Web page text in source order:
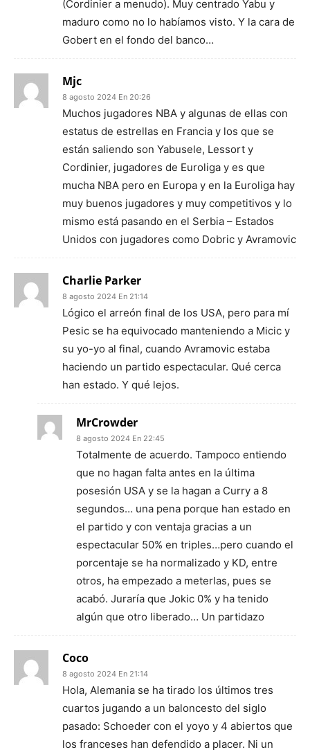
(Cordinier a menudo). Muy centrado Yabu y
maduro como no lo habíamos visto. Y la cara de
Gobert en el fondo del banco…
Mjc
8 agosto 2024 En 20:26
Muchos jugadores NBA y algunas de ellas con
estatus de estrellas en Francia y los que se
están saliendo son Yabusele, Lessort y
Cordinier, jugadores de Euroliga y es que
mucha NBA pero en Europa y en la Euroliga hay
muy buenos jugadores y muy competitivos y lo
mismo está pasando en el Serbia – Estados
Unidos con jugadores como Dobric y Avramovic
Charlie Parker
8 agosto 2024 En 21:14
Lógico el arreón final de los USA, pero para mí
Pesic se ha equivocado manteniendo a Micic y
su yo-yo al final, cuando Avramovic estaba
haciendo un partido espectacular. Qué cerca
han estado. Y qué lejos.
MrCrowder
8 agosto 2024 En 22:45
Totalmente de acuerdo. Tampoco entiendo
que no hagan falta antes en la última
posesión USA y se la hagan a Curry a 8
segundos… una pena porque han estado en
el partido y con ventaja gracias a un
espectacular 50% en triples…pero cuando el
porcentaje se ha normalizado y KD, entre
otros, ha empezado a meterlas, pues se
acabó. Juraría que Jokic 0% y ha tenido
algún que otro liberado… Un partidazo
Coco
8 agosto 2024 En 21:14
Hola, Alemania se ha tirado los últimos tres
cuartos jugando a un baloncesto del siglo
pasado: Schoeder con el yoyo y 4 abiertos que
los franceses han defendido a placer. Ni un